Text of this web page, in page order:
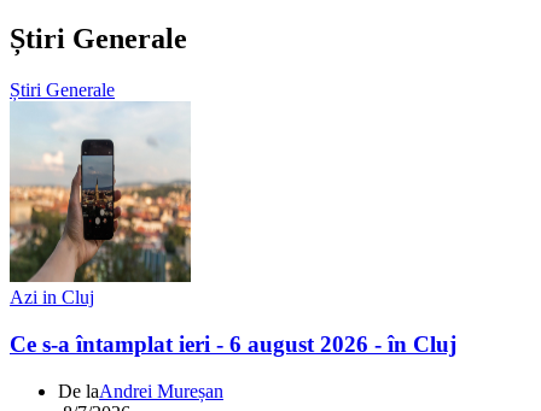
Știri Generale
Știri Generale
Azi in Cluj
Ce s-a întamplat ieri - 6 august 2026 - în Cluj
De laAndrei Mureșan